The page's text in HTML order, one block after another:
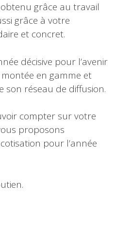
grâce au travail
grâce à votre
et concret.
décisive pour l’avenir
montée en gamme et
son réseau de diffusion.
compter sur votre
proposons
pour l’année